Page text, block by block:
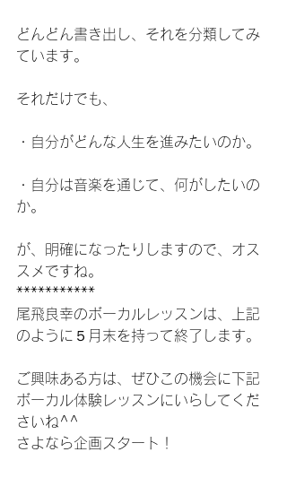
どんどん書き出し、それを分類してみ
ています。
それだけでも、
・自分がどんな人生を進みたいのか。
・自分は音楽を通じて、何がしたいの
か。
が、明確になったりしますので、オス
スメですね。
***********
尾飛良幸のボーカルレッスンは、上記
のように５月末を持って終了します。
ご興味ある方は、ぜひこの機会に下記
ボーカル体験レッスンにいらしてくだ
さいね^^
さよなら企画スタート！